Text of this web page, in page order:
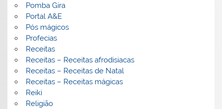
Pomba Gira
Portal A&E
Pós mágicos
Profecias
Receitas
Receitas – Receitas afrodisiacas
Receitas – Receitas de Natal
Receitas – Receitas mágicas
Reiki
Religião